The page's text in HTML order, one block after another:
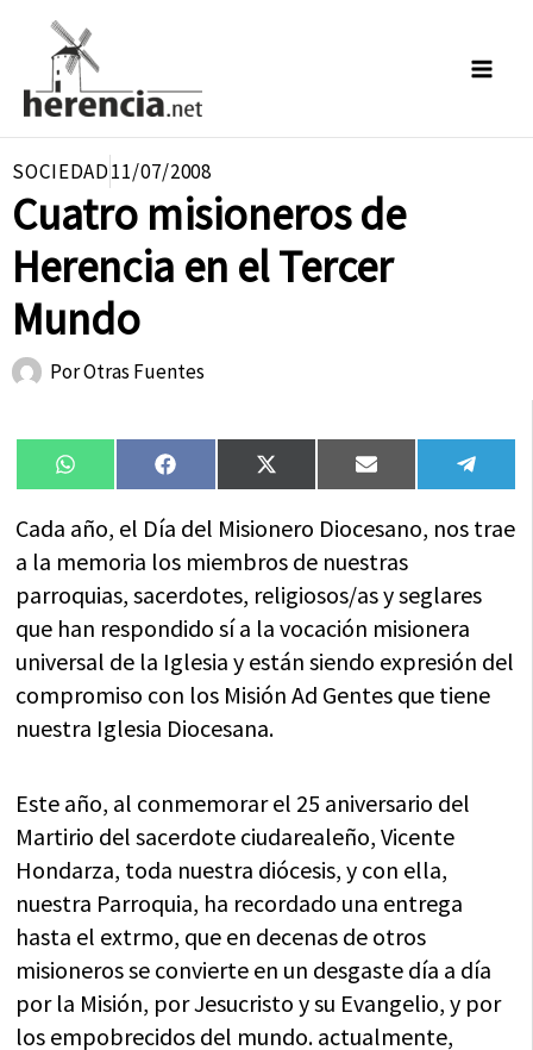
contenido
SOCIEDAD11/07/2008
Cuatro misioneros de
Herencia en el Tercer
Mundo
PorOtras Fuentes
Compartir
en
WhatsAppCompartir
en
FacebookCompartir
en
X
(Twitter)
Compartir
en
Email
en
Cada año, el Día del Misionero Diocesano, nos trae
a la memoria los miembros de nuestras
parroquias, sacerdotes, religiosos/as y seglares
que han respondido sí a la vocación misionera
universal de la Iglesia y están siendo expresión del
compromiso con los Misión Ad Gentes que tiene
nuestra Iglesia Diocesana.
Este año, al conmemorar el 25 aniversario del
Martirio del sacerdote ciudarealeño, Vicente
Hondarza, toda nuestra diócesis, y con ella,
nuestra Parroquia, ha recordado una entrega
hasta el extrmo, que en decenas de otros
misioneros se convierte en un desgaste día a día
por la Misión, por Jesucristo y su Evangelio, y por
los empobrecidos del mundo. actualmente,